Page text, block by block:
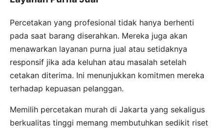
Percetakan yang profesional tidak hanya berhenti
pada saat barang diserahkan. Mereka juga akan
menawarkan layanan purna jual atau setidaknya
responsif jika ada keluhan atau masalah setelah
cetakan diterima. Ini menunjukkan komitmen mereka
terhadap kepuasan pelanggan.
Memilih percetakan murah di Jakarta yang sekaligus
berkualitas tinggi memang membutuhkan sedikit riset